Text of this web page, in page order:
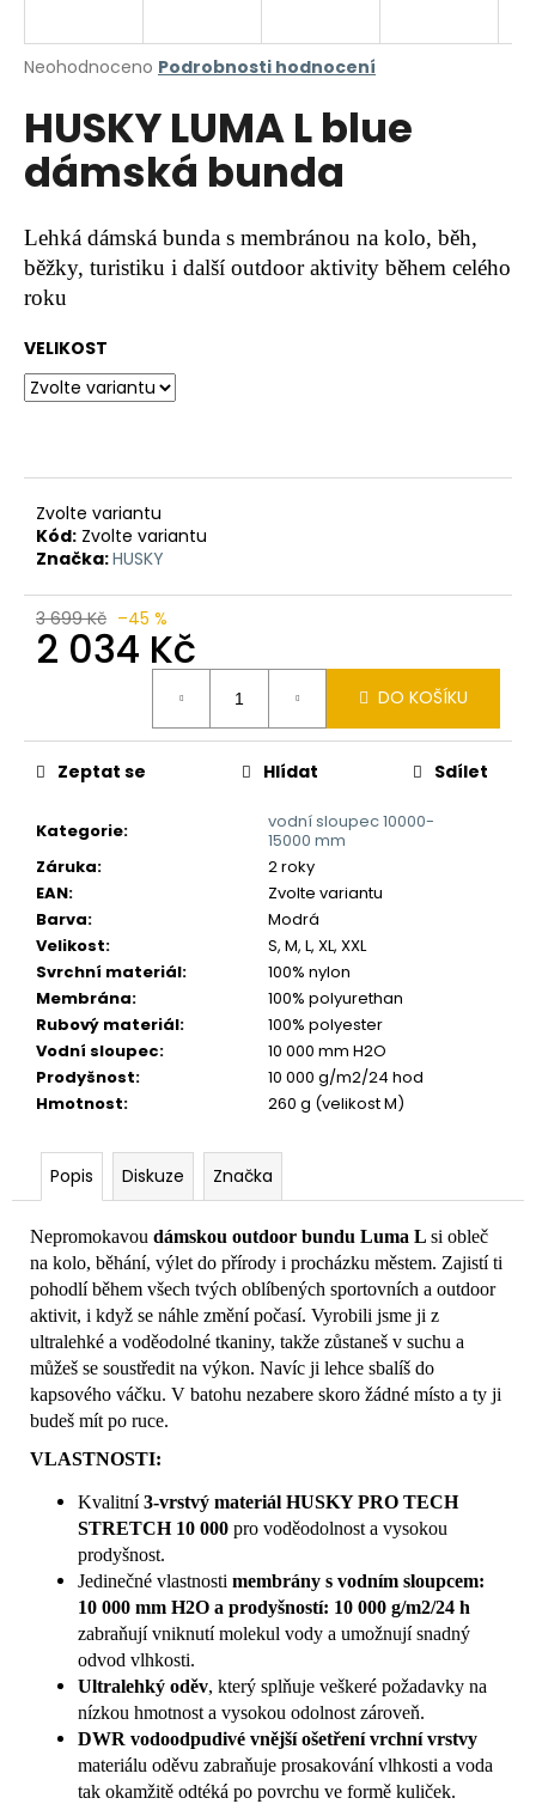
Průměrné
produktu
je
0,0
z
hvězdiček.
Neohodnoceno Podrobnosti hodnocení
HUSKY LUMA L blue
dámská bunda
Lehká dámská bunda s membránou na kolo, běh,
běžky, turistiku i další outdoor aktivity během celého
roku
VELIKOST
Zvolte variantu
Kód: Zvolte variantu
Značka:HUSKY
3 699 Kč –45 %
2 034 Kč
DO KOŠÍKU
Kategorie:
vodní sloupec 10000-
15000 mm
Záruka:
2 roky
EAN:
Zvolte variantu
Barva:
Modrá
Velikost:
S, M, L, XL, XXL
Svrchní materiál:
100% nylon
Membrána:
100% polyurethan
Rubový materiál:
100% polyester
Vodní sloupec:
10 000 mm H2O
Prodyšnost:
10 000 g/m2/24 hod
Hmotnost: 260 g (velikost M)
Zeptat se Hlídat Sdílet
Popis Diskuze Značka
Nepromokavou dámskou outdoor bundu Luma L si obleč
na kolo, běhání, výlet do přírody i procházku městem. Zajistí ti
pohodlí během všech tvých oblíbených sportovních a outdoor
aktivit, i když se náhle změní počasí. Vyrobili jsme ji z
ultralehké a voděodolné tkaniny, takže zůstaneš v suchu a
můžeš se soustředit na výkon. Navíc ji lehce sbalíš do
kapsového váčku. V batohu nezabere skoro žádné místo a ty ji
budeš mít po ruce.
VLASTNOSTI:
Kvalitní3-vrstvý materiál HUSKY PRO TECH
STRETCH 10 000 pro voděodolnost a vysokou
prodyšnost.
Jedinečné vlastnosti membrány s vodním sloupcem:
10 000 mm H2O a prodyšností: 10 000 g/m2/24 h
zabraňují vniknutí molekul vody a umožnují snadný
odvod vlhkosti.
Ultralehký oděv, který splňuje veškeré požadavky na
nízkou hmotnost a vysokou odolnost zároveň.
DWR vodoodpudivé vnější ošetření vrchní vrstvy
materiálu oděvu zabraňuje prosakování vlhkosti a voda
tak okamžitě odtéká po povrchu ve formě kuliček.
j
t
?
HLEDAT
D
o
r
u
č
u
j
e
m